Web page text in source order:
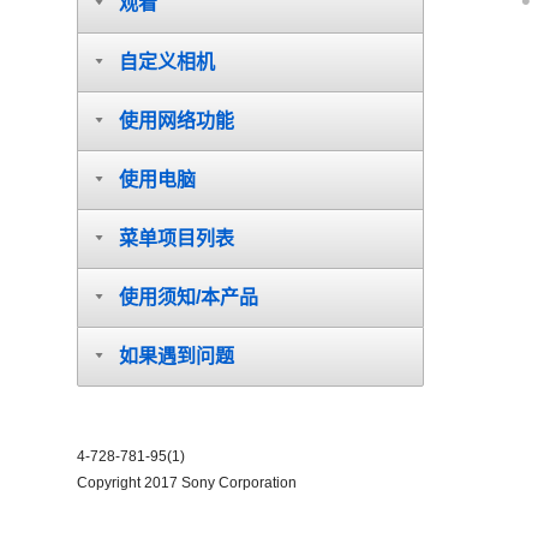
自定义相机
使用网络功能
使用电脑
菜单项目列表
使用须知/本产品
如果遇到问题
4-728-781-95(1)
Copyright 2017 Sony Corporation